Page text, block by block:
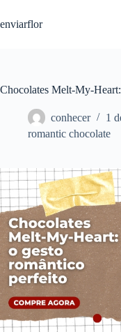
k
c
enviarflor
Chocolates Melt-My-
conhecer
1
romantic chocolate